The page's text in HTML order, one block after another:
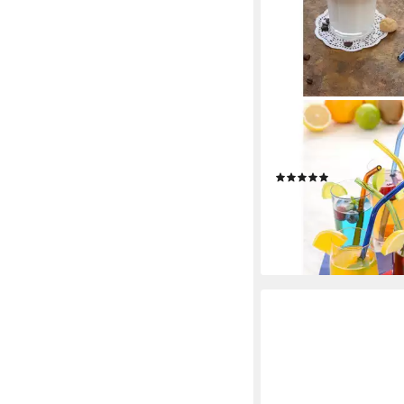
GRÄWE
Trinkhalme GRÄWE
Stück, Hartglas, bunt
(2)
(0,36 €/ 1 Stk)
lieferbar - in 2-3